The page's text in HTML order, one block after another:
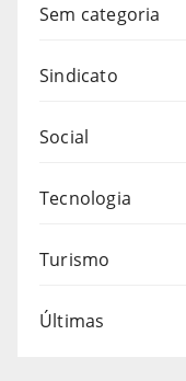
Sem categoria
Sindicato
Social
Tecnologia
Turismo
Últimas